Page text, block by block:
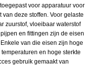
voor apparatuur voor
deze stoffen. Voor gelaste
zuurstof, vloeibaar waterstof
en fittingen zijn de eisen
van die eisen zijn hoge
en hoge sterkte
gebruik gemaakt van